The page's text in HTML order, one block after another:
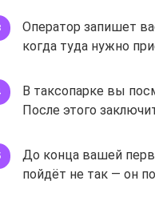
Оператор запишет
когда туда нужно
В таксопарке вы
После этого
До конца вашей
пойдёт не так — он